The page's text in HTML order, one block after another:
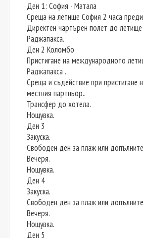
Ден 1: София - Матала
Среща на летище София 2 часа
Директен чартърен полет до
Раджапакса.
Ден 2 Коломбо
Пристигане на международното
Раджапакса .
Среща и съдействие при пристигане
местния партньор..
Трансфер до хотела.
Нощувка.
Ден 3
Закуска.
Свободен ден за плаж или
Вечеря.
Нощувка.
Ден 4
Закуска.
Свободен ден за плаж или
Вечеря.
Нощувка.
Ден 5